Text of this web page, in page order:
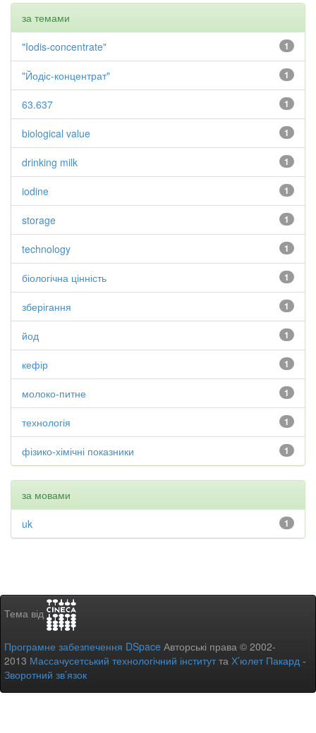
за темами
1
"Iodis-concentrate"
1
"Йодіс-концентрат"
1
63.637
1
biological value
1
drinking milk
1
iodine
1
storage
1
technology
1
біологічна цінність
1
зберігання
1
йод
1
кефір
1
молоко-питне
1
технологія
1
фізико-хімічні показники
за мовами
1
uk
Тема від
Програмне забезпечення DSpace Авторські права © 2002-
2013 Массачусетський технологічний інститутта Х’юлет Пакард -
Зворотний зв’язок